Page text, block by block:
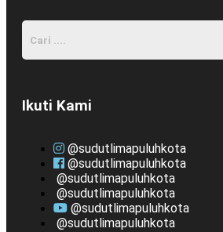
Ikuti Kami
@sudutlimapuluhkota
@sudutlimapuluhkota
@sudutlimapuluhkota
@sudutlimapuluhkota
@sudutlimapuluhkota
@sudutlimapuluhkota